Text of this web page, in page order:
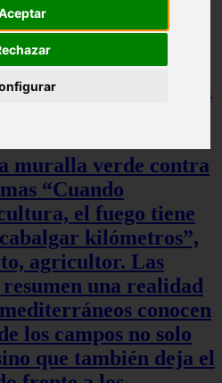
muralla verde contra
“Cuando
el fuego tiene
kilómetros”,
agricultor. Las
una realidad
conocen
los campos no solo
que también deja el